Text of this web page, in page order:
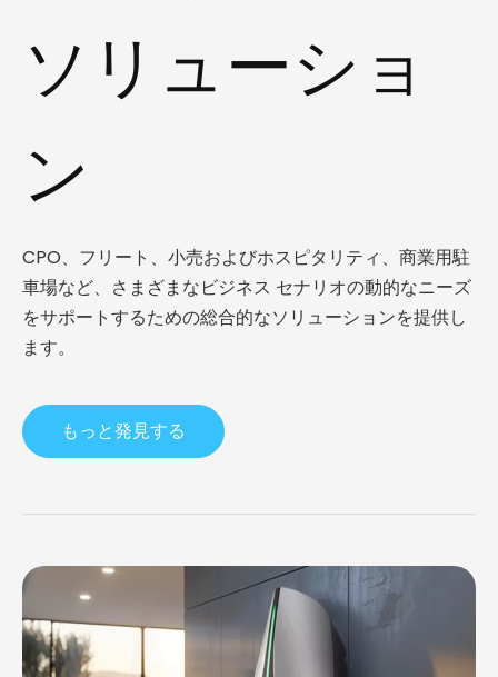
ソリューショ
ン
CPO、フリート、小売およびホスピタリティ、商業用駐
車場など、さまざまなビジネス セナリオの動的なニーズ
をサポートするための総合的なソリューションを提供し
ます。
もっと発見する